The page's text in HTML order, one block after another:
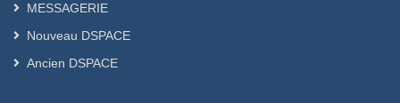
MESSAGERIE
Nouveau DSPACE
Ancien DSPACE